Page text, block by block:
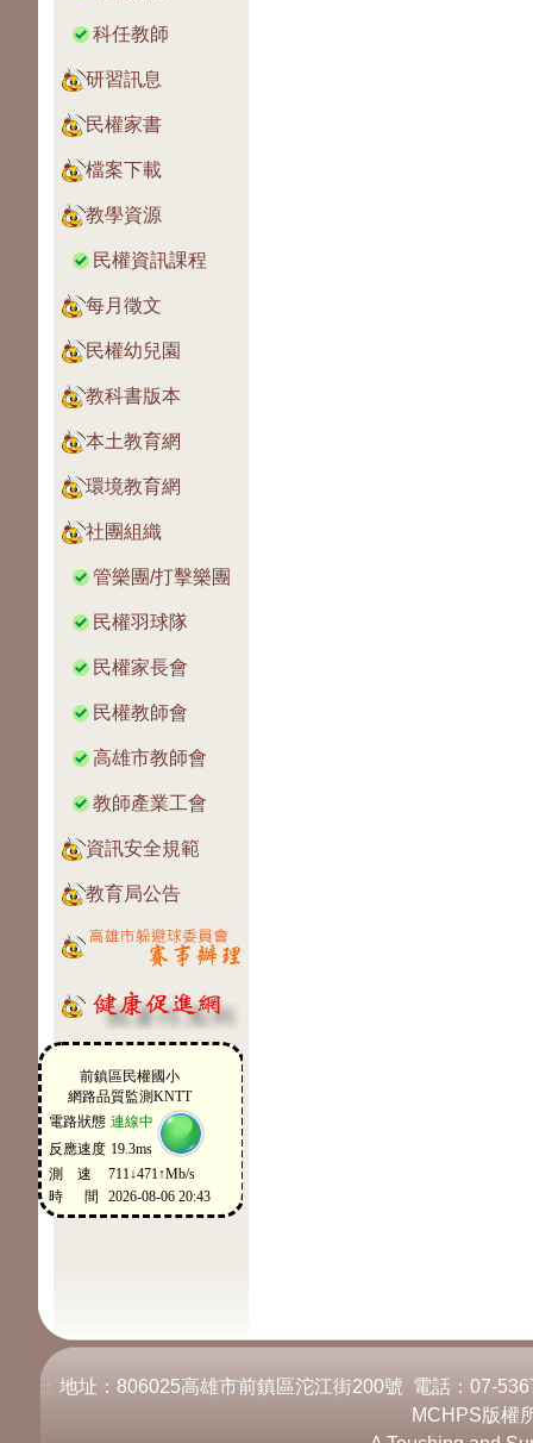
科任教師
研習訊息
民權家書
檔案下載
教學資源
民權資訊課程
每月徵文
民權幼兒園
教科書版本
本土教育網
環境教育網
社團組織
管樂團/打擊樂團
民權羽球隊
民權家長會
民權教師會
高雄市教師會
教師產業工會
資訊安全規範
教育局公告
:::
地址：806025高雄市前鎮區沱江街200號 電話：07-
MCHPS版權